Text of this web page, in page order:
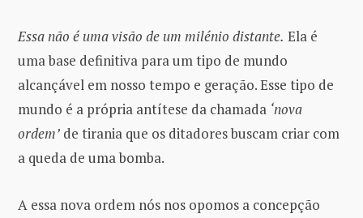
Essa não é uma visão de um milénio distante. Ela é
uma base definitiva para um tipo de mundo
alcançável em nosso tempo e geração. Esse tipo de
mundo é a própria antítese da chamada ‘nova
ordem’ de tirania que os ditadores buscam criar com
a queda de uma bomba.
A essa nova ordem nós nos opomos a concepção